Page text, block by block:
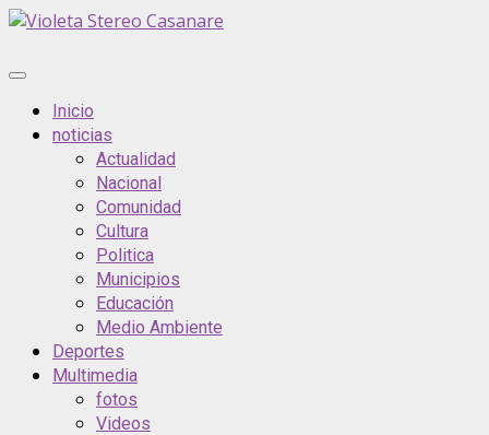
Inicio
noticias
Actualidad
Nacional
Comunidad
Cultura
Politica
Municipios
Educación
Medio Ambiente
Deportes
Multimedia
fotos
Videos